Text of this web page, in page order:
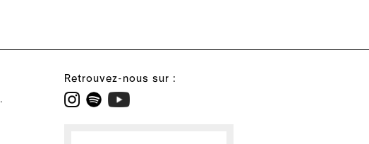
.
Retrouvez-nous sur :